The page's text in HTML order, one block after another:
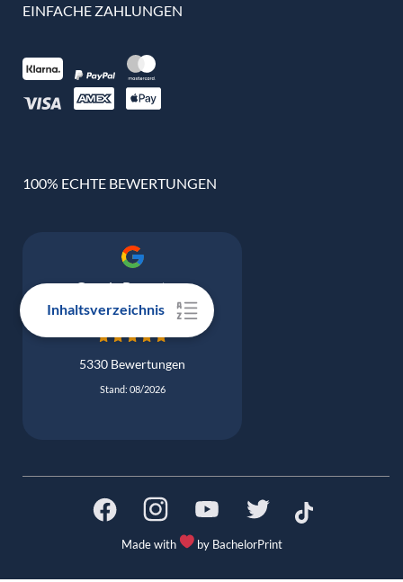
Inhaltsverzeichnis
EINFACHE ZAHLUNGEN
100% ECHTE BEWERTUNGEN
Google Bewertung
4.9
5330 Bewertungen
Stand: 08/2026
Made with by BachelorPrint